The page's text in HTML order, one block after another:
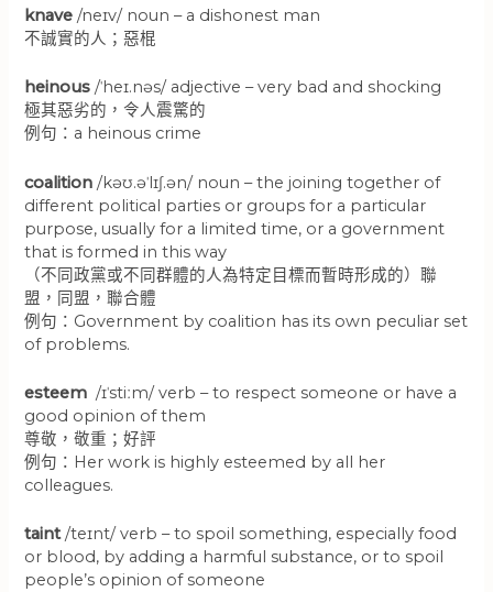
knave /neɪv/ noun – a dishonest man
不誠實的人；惡棍
heinous /ˈheɪ.nəs/ adjective – very bad and shocking
極其惡劣的，令人震驚的
例句：a heinous crime
coalition /kəʊ.əˈlɪʃ.ən/ noun – the joining together of
different political parties or groups for a particular
purpose, usually for a limited time, or a government
that is formed in this way
（不同政黨或不同群體的人為特定目標而暫時形成的）聯
盟，同盟，聯合體
例句：Government by coalition has its own peculiar set
of problems.
esteem /ɪˈstiːm/ verb – to respect someone or have a
good opinion of them
尊敬，敬重；好評
例句：Her work is highly esteemed by all her
colleagues.
taint/teɪnt/ verb – to spoil something, especially food
or blood, by adding a harmful substance, or to spoil
people’s opinion of someone